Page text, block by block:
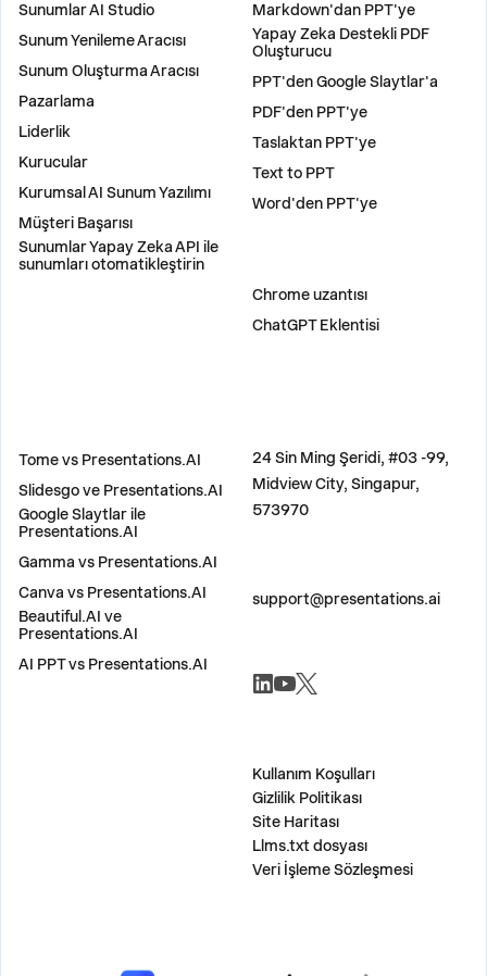
Sunumlar AI Studio
Sunum Yenileme Aracısı
Sunum Oluşturma Aracısı
Pazarlama
Liderlik
Kurucular
Kurumsal AI Sunum Yazılımı
Müşteri Başarısı
Sunumlar Yapay Zeka API ile
sunumları otomatikleştirin
Markdown'dan PPT'ye
Yapay Zeka Destekli PDF
Oluşturucu
PPT'den Google Slaytlar'a
PDF'den PPT'ye
Taslaktan PPT'ye
Text to PPT
Word'den PPT'ye
Chrome uzantısı
ChatGPT Eklentisi
Tome vs Presentations.AI
Slidesgo ve Presentations.AI
Google Slaytlar ile
Presentations.AI
Gamma vs Presentations.AI
Canva vs Presentations.AI
Beautiful.AI ve
Presentations.AI
AI PPT vs Presentations.AI
24 Sin Ming Şeridi, #03 -99,
Midview City, Singapur,
573970
support@presentations.ai
Kullanım Koşulları
Gizlilik Politikası
Site Haritası
Llms.txt dosyası
Veri İşleme Sözleşmesi